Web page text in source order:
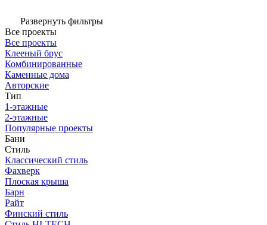
Развернуть фильтры
Все проекты
Все проекты
Клееный брус
Комбинированные
Каменные дома
Авторские
Тип
1-этажные
2-этажные
Популярные проекты
Бани
Стиль
Классический стиль
Фахверк
Плоская крыша
Барн
Райт
Финский стиль